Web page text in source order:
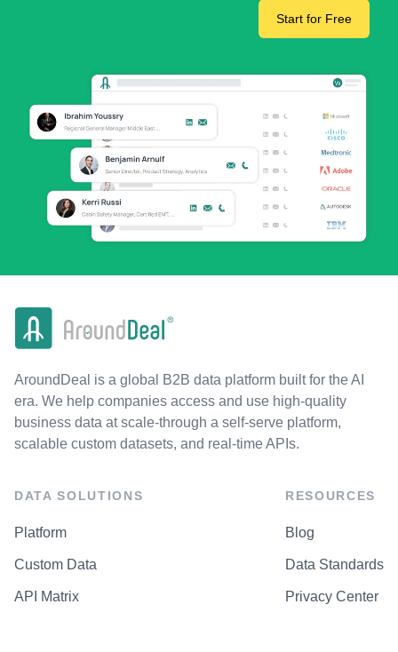
Start for Free
AroundDeal is a global B2B data platform built for the AI
era. We help companies access and use high-quality
business data at scale-through a self-serve platform,
scalable custom datasets, and real-time APIs.
DATA SOLUTIONS
Platform
Custom Data
API Matrix
RESOURCES
Blog
Data Standards
Privacy Center